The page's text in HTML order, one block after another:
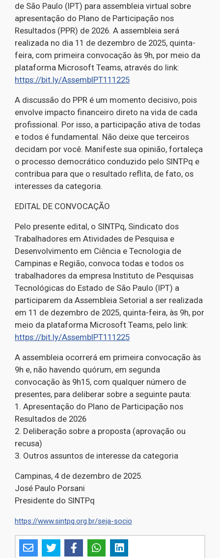
de São Paulo (IPT) para assembleia virtual sobre
apresentação do Plano de Participação nos
Resultados (PPR) de 2026. A assembleia será
realizada no dia 11 de dezembro de 2025, quinta-
feira, com primeira convocação às 9h, por meio da
plataforma Microsoft Teams, através do link:
https://bit.ly/AssembIPT111225
A discussão do PPR é um momento decisivo, pois
envolve impacto financeiro direto na vida de cada
profissional. Por isso, a participação ativa de todas
e todos é fundamental. Não deixe que terceiros
decidam por você. Manifeste sua opinião, fortaleça
o processo democrático conduzido pelo SINTPq e
contribua para que o resultado reflita, de fato, os
interesses da categoria.
EDITAL DE CONVOCAÇÃO
Pelo presente edital, o SINTPq, Sindicato dos
Trabalhadores em Atividades de Pesquisa e
Desenvolvimento em Ciência e Tecnologia de
Campinas e Região, convoca todas e todos os
trabalhadores da empresa Instituto de Pesquisas
Tecnológicas do Estado de São Paulo (IPT) a
participarem da Assembleia Setorial a ser realizada
em 11 de dezembro de 2025, quinta-feira, às 9h, por
meio da plataforma Microsoft Teams, pelo link:
https://bit.ly/AssembIPT111225
A assembleia ocorrerá em primeira convocação às
9h e, não havendo quórum, em segunda
convocação às 9h15, com qualquer número de
presentes, para deliberar sobre a seguinte pauta:
1. Apresentação do Plano de Participação nos
Resultados de 2026
2. Deliberação sobre a proposta (aprovação ou
recusa)
3. Outros assuntos de interesse da categoria
Campinas, 4 de dezembro de 2025.
José Paulo Porsani
Presidente do SINTPq
https://www.sintpq.org.br/seja-socio